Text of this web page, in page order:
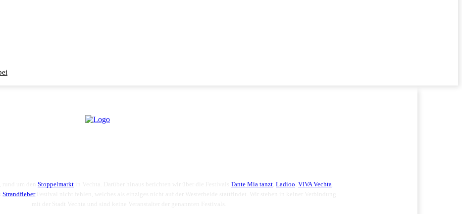
Stoppelmarktin Vechta. Darüber hinaus berichten wir über die Festivals Tante Mia tanzt, Ladioo VIVA Vechta
StrandfieberFestival nicht fehlen, welches als einziges nicht auf der Westerheide stattfindet. Wir stehen in keiner Verbindung